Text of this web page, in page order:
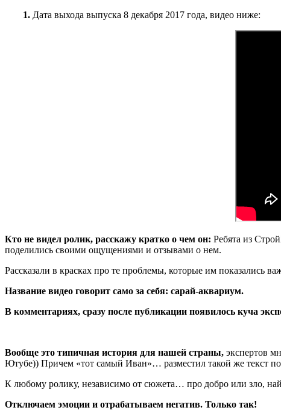
1. Дата выхода выпуска 8 декабря 2017 года, видео ниже:
Кто не видел ролик, расскажу кратко о чем он: Ребята из
поделились своими ощущениями и отзывами о нем.
Рассказали в красках про те проблемы, которые им показались
Название видео говорит само за себя: сарай-аквариум.
В комментариях, сразу после публикации появилось куча
Вообще это типичная история для нашей страны, экспертов
Ютубе)) Причем «тот самый Иван»… разместил такой же текст
К любому ролику, независимо от сюжета… про добро или зло,
Отключаем эмоции и отрабатываем негатив. Только так!